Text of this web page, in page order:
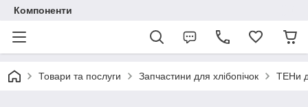
Компоненти
Товари та послуги Запчастини для хлібопічок ТЕНи